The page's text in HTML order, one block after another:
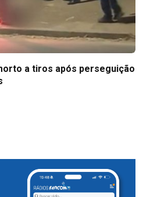
a tiros após perseguição